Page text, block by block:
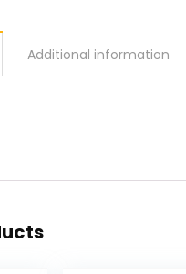
Additional information